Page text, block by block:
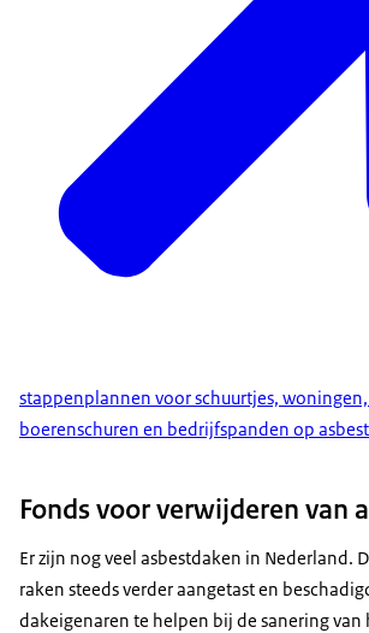
stappenplannen voor schuurtjes,
boerenschuren en bedrijfspanden op
Fonds voor verwijderen van
Er zijn nog veel asbestdaken in Nederland.
raken steeds verder aangetast en
dakeigenaren te helpen bij de sanering van